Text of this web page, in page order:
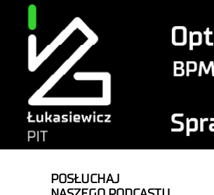
POSŁUCHAJ